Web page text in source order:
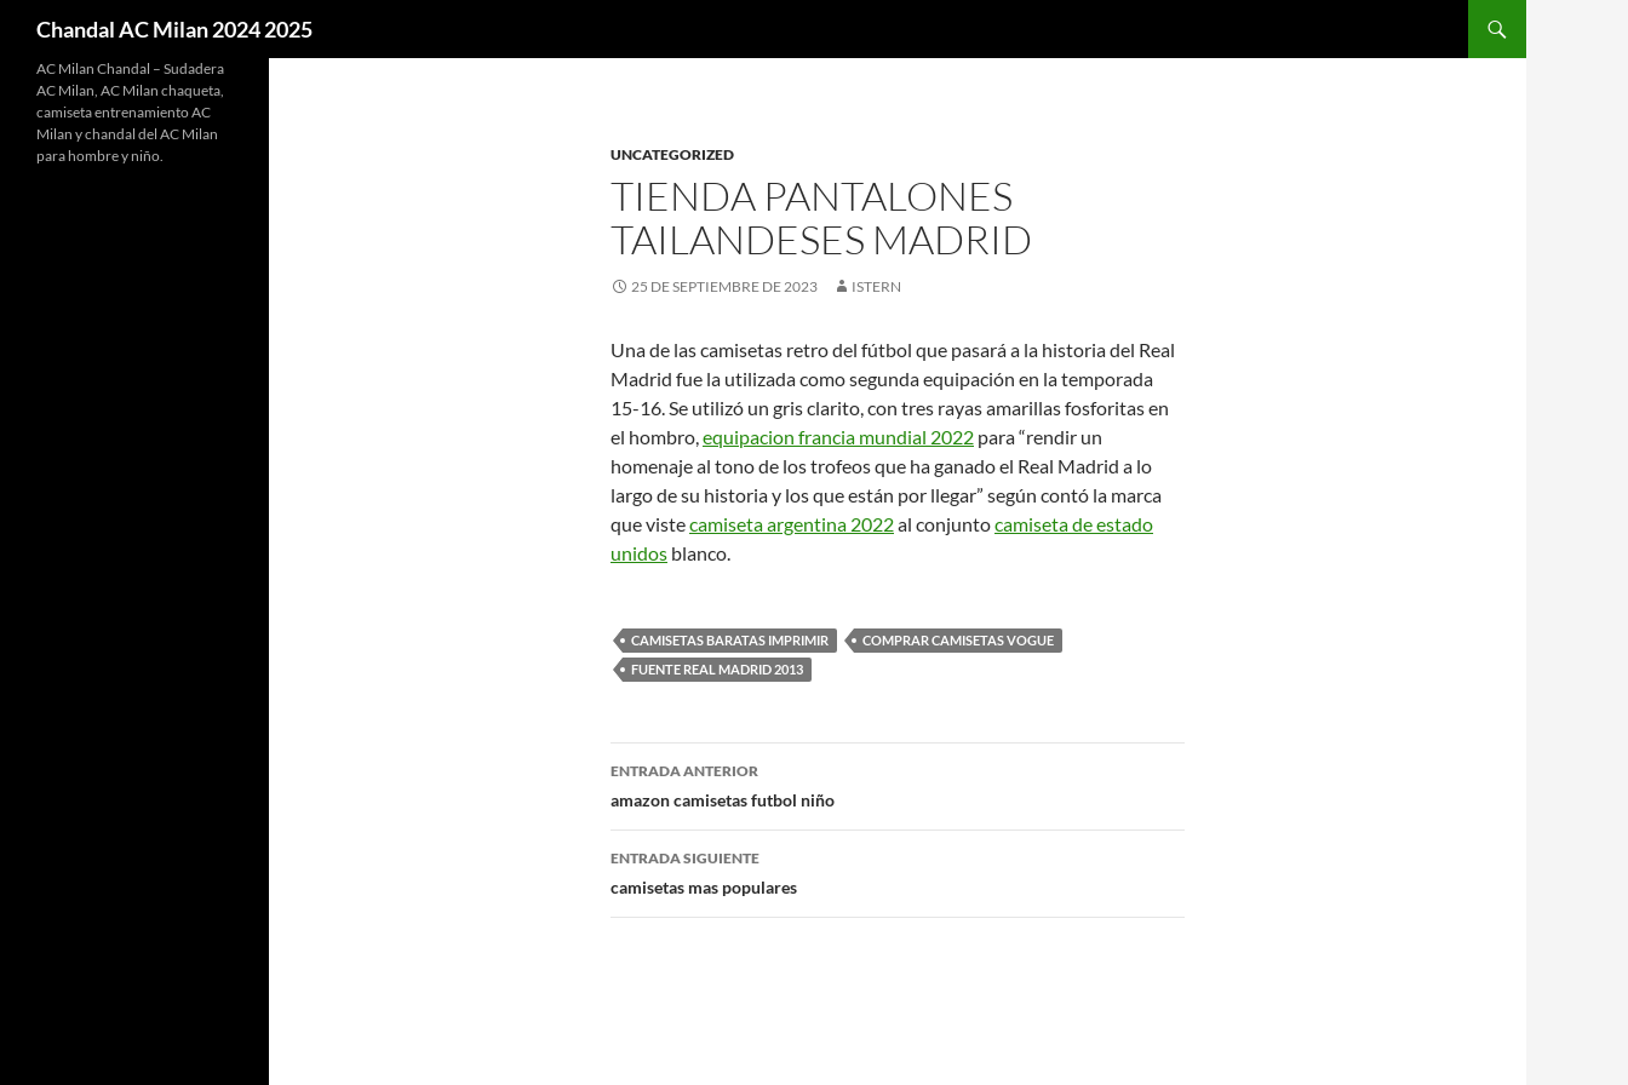
Chandal AC Milan 2024 2025
UNCATEGORIZED
TIENDA PANTALONES
TAILANDESES MADRID
25 DE SEPTIEMBRE DE 2023 ISTERN
Una de las camisetas retro del fútbol que pasará a la historia del Real
Madrid fue la utilizada como segunda equipación en la temporada
15-16. Se utilizó un gris clarito, con tres rayas amarillas fosforitas en
el hombro,equipacion francia mundial 2022 para “rendir un
homenaje al tono de los trofeos que ha ganado el Real Madrid a lo
largo de su historia y los que están por llegar” según contó la marca
que vistecamiseta argentina 2022al conjuntocamiseta de estado
unidos blanco.
CAMISETAS BARATAS IMPRIMIR
COMPRAR CAMISETAS VOGUE
FUENTE REAL MADRID 2013
Navegación
de
entradas
ENTRADA ANTERIOR
amazon camisetas futbol niño
ENTRADA SIGUIENTE
camisetas mas populares
AC Milan Chandal – Sudadera
AC Milan, AC Milan chaqueta,
camiseta entrenamiento AC
Milan y chandal del AC Milan
para hombre y niño.